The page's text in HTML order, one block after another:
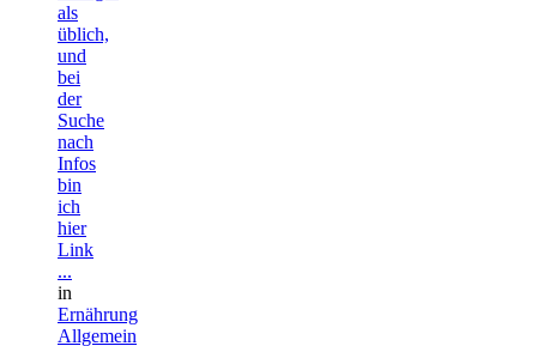
als
üblich,
und
bei
der
Suche
nach
Infos
bin
ich
hier
Link
...
in
Ernährung
Allgemein